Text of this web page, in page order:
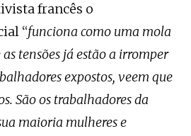
francês o
“funciona como uma mola
tensões já estão a irromper
expostos, veem que
São os trabalhadores da
maioria mulheres e